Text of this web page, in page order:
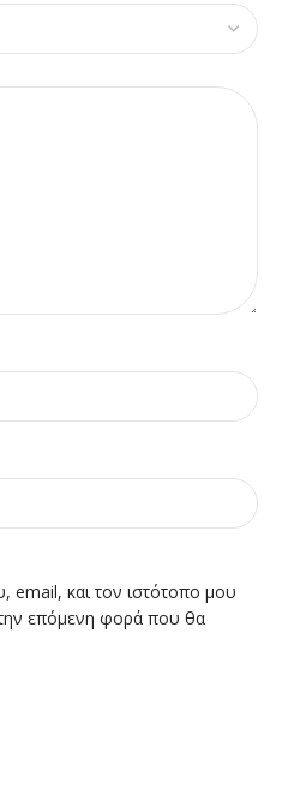
και τον ιστότοπο μου
επόμενη φορά που θα